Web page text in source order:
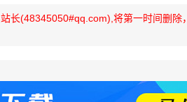
长(48345050#qq.com),将第一时间删除